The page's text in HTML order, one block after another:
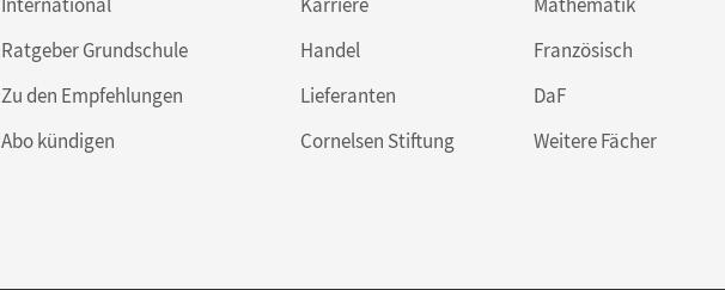
Ratgeber Grundschule
Zu den Empfehlungen
Abo kündigen
Handel
Lieferanten
Cornelsen Stiftung
Französisch
DaF
Weitere Fächer